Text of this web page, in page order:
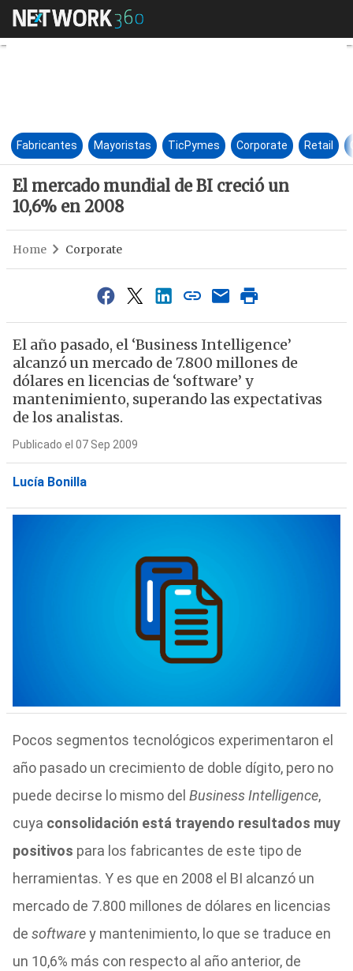
El mercado mundial de BI
Fabricantes Mayoristas TicPymes Corporate Retail
El mercado mundial de BI creció un
10,6% en 2008
Home Corporate
El año pasado, el ‘Business Intelligence’
alcanzó un mercado de 7.800 millones de
dólares en licencias de ‘software’ y
mantenimiento, superando las expectativas
de los analistas.
Publicado el 07 Sep 2009
Lucía Bonilla
Pocos segmentos tecnológicos experimentaron el
año pasado un crecimiento de doble dígito, pero no
puede decirse lo mismo del Business Intelligence,
cuya consolidación está trayendo resultados muy
positivos para los fabricantes de este tipo de
herramientas. Y es que en 2008 el BI alcanzó un
mercado de 7.800 millones de dólares en licencias
de softwarey mantenimiento, lo que se traduce en
un 10,6% más con respecto al año anterior, de